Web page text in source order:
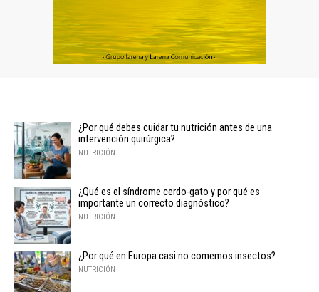
¿Por qué debes cuidar tu nutrición antes de una
intervención quirúrgica?
NUTRICIÓN
¿Qué es el síndrome cerdo-gato y por qué es
importante un correcto diagnóstico?
NUTRICIÓN
¿Por qué en Europa casi no comemos insectos?
NUTRICIÓN